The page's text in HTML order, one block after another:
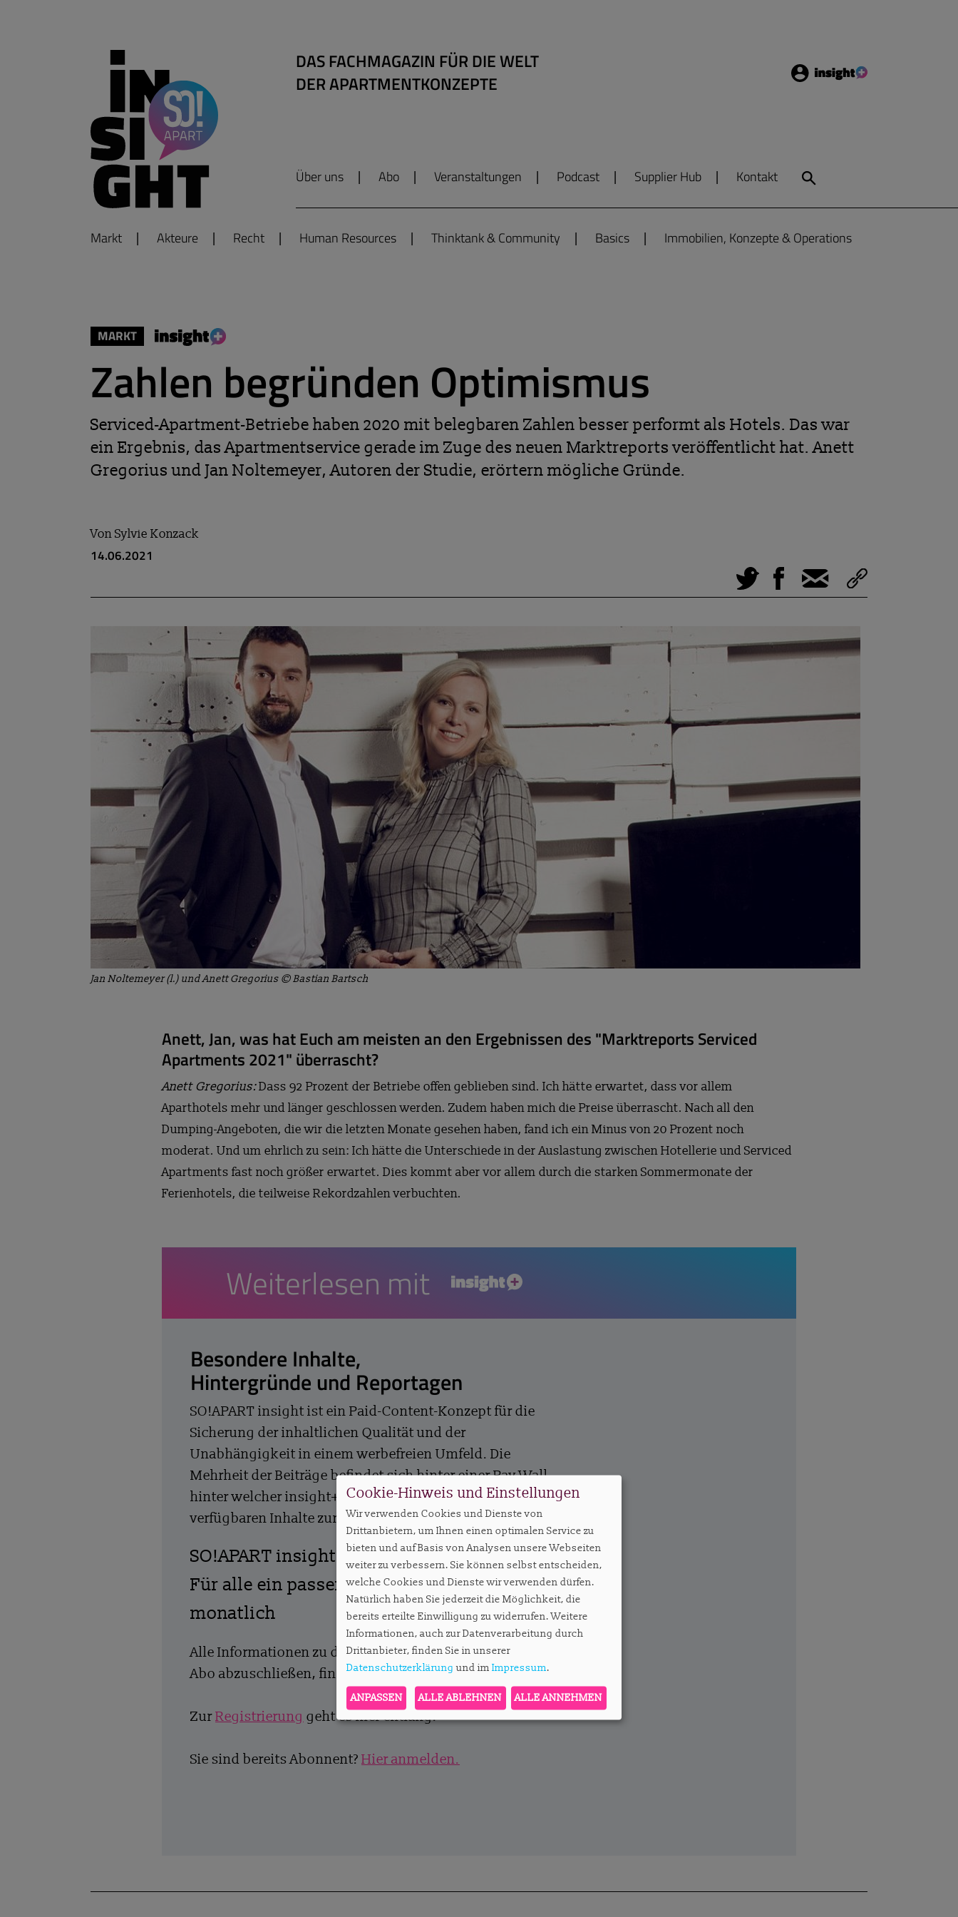
DAS FACHMAGAZIN FÜR DIE WELT
DER APARTMENTKONZEPTE
Über uns Abo Veranstaltungen Podcast Supplier Hub Kontakt
Markt Akteure Recht Human Resources Thinktank & Community Basics Immobilien, Konzepte & Operations
MARKT
Zahlen begründen Optimismus
Serviced-Apartment-Betriebe haben 2020 mit belegbaren Zahlen besser performt als Hotels. Das war
ein Ergebnis, das Apartmentservice gerade im Zuge des neuen Marktreports veröffentlicht hat. Anett
Gregorius und Jan Noltemeyer, Autoren der Studie, erörtern mögliche Gründe.
VonSylvie Konzack
14.06.2021
Tweet Facebook
E-Mail
Jan Noltemeyer (l.) und Anett Gregorius © Bastian Bartsch
Anett, Jan, was hat Euch am meisten an den Ergebnissen des "Marktreports Serviced
Apartments 2021" überrascht?
Anett Gregorius:Dass 92 Prozent der Betriebe offen geblieben sind. Ich hätte erwartet, dass vor allem
Aparthotels mehr und länger geschlossen werden. Zudem haben mich die Preise überrascht. Nach all den
Dumping-Angeboten, die wir die letzten Monate gesehen haben, fand ich ein Minus von 20 Prozent noch
moderat. Und um ehrlich zu sein: Ich hätte die Unterschiede in der Auslastung zwischen Hotellerie und Serviced
Apartments fast noch größer erwartet. Dies kommt aber vor allem durch die starken Sommermonate der
Ferienhotels, die teilweise Rekordzahlen verbuchten.
Weiterlesen mit
Besondere Inhalte,
Hintergründe und Reportagen
SO!APART insight ist ein Paid-Content-Konzept für die
Sicherung der inhaltlichen Qualität und der
Unabhängigkeit in einem werbefreien Umfeld. Die
Mehrheit der Beiträge befindet sich hinter einer Pay Wall,
hinter welcher insight+ Abonnenten jederzeit alle
verfügbaren Inhalte zur Verfügung stehen.
SO!APART insight+
Für alle ein passendes Abo – ab EUR 27,50
monatlich
Alle Informationen zu den Abos und die Möglichkeit, ein
Abo abzuschließen, finden Siehier.
ZurRegistrierung geht es hier entlang.
Sie sind bereits Abonnent? Hier anmelden.
Cookie-Hinweis und Einstellungen
Wir verwenden Cookies und Dienste von
Drittanbietern, um Ihnen einen optimalen Service zu
bieten und auf Basis von Analysen unsere Webseiten
weiter zu verbessern. Sie können selbst entscheiden,
welche Cookies und Dienste wir verwenden dürfen.
Natürlich haben Sie jederzeit die Möglichkeit, die
bereits erteilte Einwilligung zu widerrufen. Weitere
Informationen, auch zur Datenverarbeitung durch
Drittanbieter, finden Sie in unserer
Datenschutzerklärung und im Impressum.
ANPASSEN ALLE ABLEHNEN ALLE ANNEHMEN